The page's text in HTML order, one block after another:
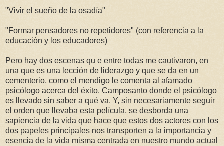
"Vivir el sueño de la osadía"
"Formar pensadores no repetidores" (con referencia a la
educación y los educadores)
Pero hay dos escenas qu e entre todas me cautivaron, en
una que es una lección de liderazgo y que se da en un
cementerio, como el mendigo le comenta al afamado
psicólogo acerca del éxito. Camposanto donde el psicólogo
es llevado sin saber a qué va. Y, sin necesariamente seguir
el orden que llevaba esta película, se desborda una
sapiencia de la vida que hace que estos dos actores con los
dos papeles principales nos transporten a la importancia y
esencia de la vida misma centrada en nuestro mundo actual